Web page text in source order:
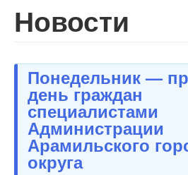
Новости
Понедельник —
день граждан
специалистами
Администрации
Арамильского
округа